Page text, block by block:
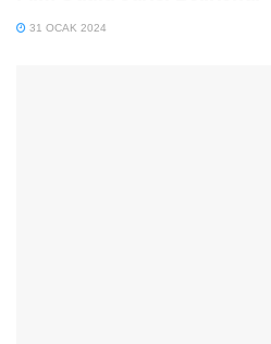
31 OCAK 2024